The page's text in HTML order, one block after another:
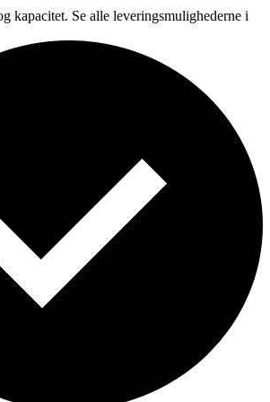
kapacitet. Se alle leveringsmulighederne i